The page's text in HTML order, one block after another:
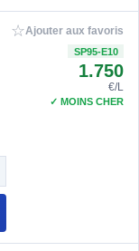
☆Ajouter aux favoris
SP95-E10
1.750
€/L
✓ MOINS CHER